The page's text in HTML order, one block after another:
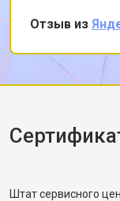
Замена
частично
Заменил
после чего
убедился,
корректное.
Отзыв из
Штат сервисного